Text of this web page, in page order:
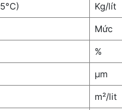
Kg/lít
Mức
%
µm
m²/lit